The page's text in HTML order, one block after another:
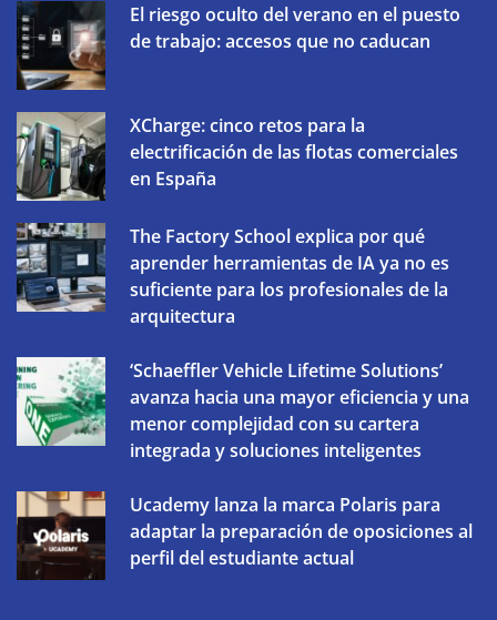
El riesgo oculto del verano en el puesto
de trabajo: accesos que no caducan
XCharge: cinco retos para la
electrificación de las flotas comerciales
en España
The Factory School explica por qué
aprender herramientas de IA ya no es
suficiente para los profesionales de la
arquitectura
‘Schaeffler Vehicle Lifetime Solutions’
avanza hacia una mayor eficiencia y una
menor complejidad con su cartera
integrada y soluciones inteligentes
Ucademy lanza la marca Polaris para
adaptar la preparación de oposiciones al
perfil del estudiante actual